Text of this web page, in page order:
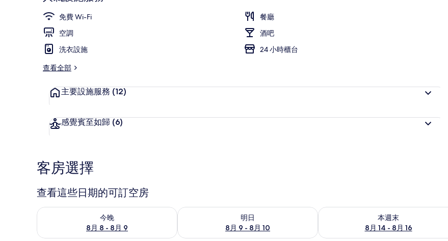
免費 Wi-Fi
餐廳
空調
酒吧
洗衣設施
24 小時櫃台
查看全部
主要設施服務 (12)
感覺賓至如歸 (6)
客房選擇
查看這些日期的可訂空房
今晚
8月 8 - 8月 9
查看今晚 8月 8 - 8月 9的可訂空房
明日
8月 9 - 8月 10
查看明日 8月 9 - 8月 10的可訂空房
本週末
8月 14 - 8月 16
查看本週末 8月 14 - 8月 16的可訂空房